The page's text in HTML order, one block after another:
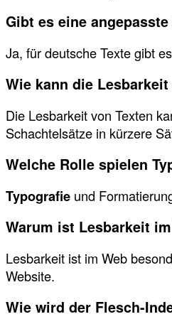
Gibt es eine
Ja, für deutsche Texte gibt
Wie kann die
Die Lesbarkeit von Texten
Schachtelsätze in kürzere
Welche Rolle spielen
Typografie und
Warum ist Lesbarkeit
Lesbarkeit ist im Web
Website.
Wie wird der Flesch-